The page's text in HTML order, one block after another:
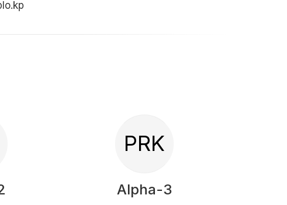
PRK
Alpha-3